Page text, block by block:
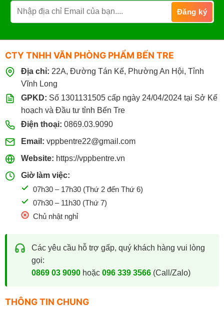
CTY TNHH VĂN PHÒNG PHẨM BẾN TRE
Địa chỉ: 22A, Đường Tán Kế, Phường An Hội, Tỉnh
Vĩnh Long
GPKD: Số 1301131505 cấp ngày 24/04/2024 tại Sở Kế
hoạch và Đầu tư tỉnh Bến Tre
Điện thoại: 0869.03.9090
Email: vppbentre22@gmail.com
Website: https://vppbentre.vn
Giờ làm việc:
07h30 – 17h30 (Thứ 2 đến Thứ 6)
07h30 – 11h30 (Thứ 7)
Chủ nhật nghỉ
Các yêu cầu hỗ trợ gấp, quý khách hàng vui lòng
gọi:
0869 03 9090hoặc 096 339 3566(Call/Zalo)
THÔNG TIN CHUNG